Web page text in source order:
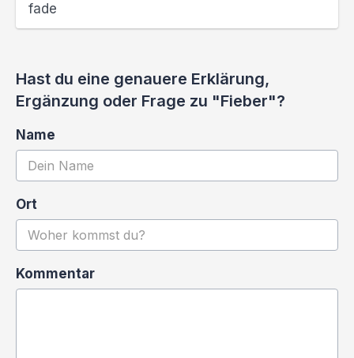
fade
Hast du eine genauere Erklärung,
Ergänzung oder Frage zu "Fieber"?
Name
Ort
Kommentar